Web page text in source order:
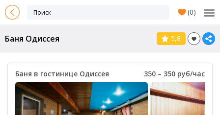
(0)
Баня Одиссея 5,8
Баня в гостинице Одиссея 350 – 350 руб/час